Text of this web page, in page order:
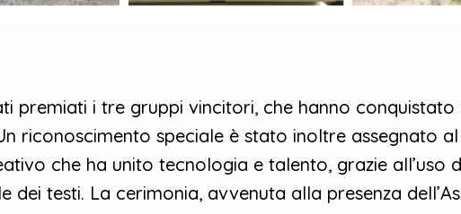
premiati i tre gruppi vincitori, che hanno
riconoscimento speciale è stato inoltre assegnato al
che ha unito tecnologia e talento, grazie all’uso
dei testi. La cerimonia, avvenuta alla presenza